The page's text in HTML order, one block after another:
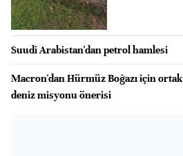
Suudi Arabistan'dan petrol hamlesi
Macron'dan Hürmüz Boğazı için ortak
deniz misyonu önerisi